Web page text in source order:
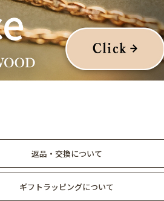
返品・交換について
ギフトラッピングについて